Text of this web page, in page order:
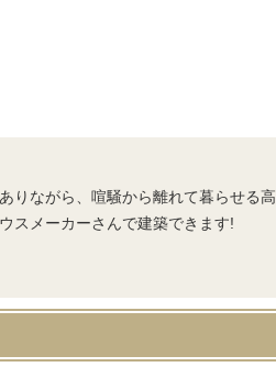
りながら、喧騒から離れて暮らせる高
スメーカーさんで建築できます!